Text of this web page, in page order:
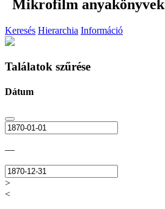
Mikrofilm anyakönyvek
Keresés Hierarchia Információ
Találatok szűrése
Dátum
—
>
<